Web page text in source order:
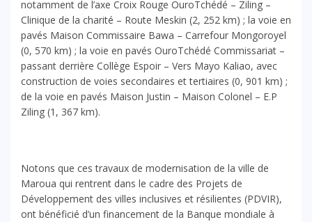
notamment de l’axe Croix Rouge OuroTchédé – Ziling –
Clinique de la charité – Route Meskin (2, 252 km) ; la voie en
pavés Maison Commissaire Bawa – Carrefour Mongoroyel
(0, 570 km) ; la voie en pavés OuroTchédé Commissariat –
passant derrière Collège Espoir – Vers Mayo Kaliao, avec
construction de voies secondaires et tertiaires (0, 901 km) ;
de la voie en pavés Maison Justin – Maison Colonel – E.P
Ziling (1, 367 km).
Notons que ces travaux de modernisation de la ville de
Maroua qui rentrent dans le cadre des Projets de
Développement des villes inclusives et résilientes (PDVIR),
ont bénéficié d’un financement de la Banque mondiale à